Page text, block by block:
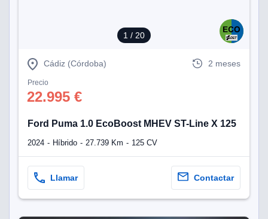
1 / 20
Cádiz (Córdoba) 2 meses
Precio
22.995 €
Ford Puma 1.0 EcoBoost MHEV ST-Line X 125
2024 Híbrido 27.739 Km 125 CV
Llamar Contactar